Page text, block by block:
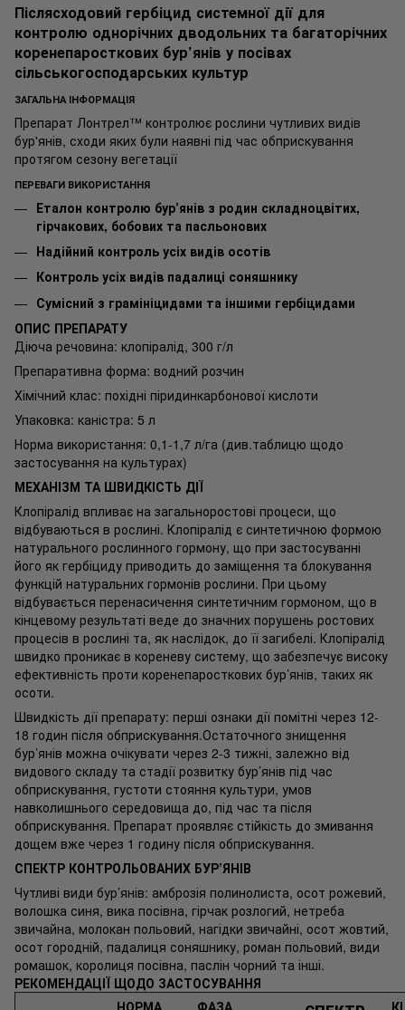
Післясходовий гербіцид системної дії для
контролю однорічних дводольних та багаторічних
коренепаросткових бур’янів у посівах
сільськогосподарських культур
ЗАГАЛЬНА ІНФОРМАЦІЯ
Препарат Лонтрел™ контролює рослини чутливих видів
бур'янів, сходи яких були наявні під час обприскування
протягом сезону вегетації
ПЕРЕВАГИ ВИКОРИСТАННЯ
Еталон контролю бур’янів з родин складноцвітих,
гірчакових, бобових та пасльонових
Надійний контроль усіх видів осотів
Контроль усіх видів падалиці соняшнику
Сумісний з грамініцидами та іншими гербіцидами
ОПИС ПРЕПАРАТУ
Діюча речовина: клопіралід, 300 г/л
Препаративна форма: водний розчин
Хімічний клас: похідні піридинкарбонової кислоти
Упаковка: каністра: 5 л
Норма використання: 0,1-1,7 л/га (див.таблицю щодо
застосування на культурах)
МЕХАНІЗМ ТА ШВИДКІСТЬ ДІЇ
Клопіралід впливає на загальноростові процеси, що
відбуваються в рослині. Клопіралід є синтетичною формою
натурального рослинного гормону, що при застосуванні
його як гербіциду приводить до заміщення та блокування
функцій натуральних гормонів рослини. При цьому
відбувається перенасичення синтетичним гормоном, що в
кінцевому результаті веде до значних порушень ростових
процесів в рослині та, як наслідок, до її загибелі. Клопіралід
швидко проникає в кореневу систему, що забезпечує високу
ефективність проти коренепаросткових бур’янів, таких як
осоти.
Швидкість дії препарату: перші ознаки дії помітні через 12-
18 годин після обприскування.Остаточного знищення
бур’янів можна очікувати через 2-3 тижні, залежно від
видового складу та стадії розвитку бур’янів під час
обприскування, густоти стояння культури, умов
навколишнього середовища до, під час та після
обприскування. Препарат проявляє стійкість до змивання
дощем вже через 1 годину після обприскування.
СПЕКТР КОНТРОЛЬОВАНИХ БУР’ЯНІВ
Чутливі види бур’янів: амброзія полинолиста, осот рожевий,
волошка синя, вика посівна, гірчак розлогий, нетреба
звичайна, молокан польовий, нагідки звичайні, осот жовтий,
осот городній, падалиця соняшнику, роман польовий, види
ромашок, королиця посівна, паслін чорний та інші.
РЕКОМЕНДАЦІЇ ЩОДО ЗАСТОСУВАННЯ